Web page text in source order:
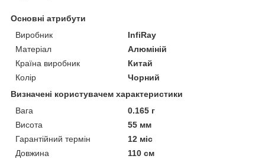
Основні атрибути
Виробник
InfiRay
Матеріал
Алюміній
Країна виробник
Китай
Колір
Чорний
Визначені користувачем характеристики
Вага
0.165 г
Висота
55 мм
Гарантійний термін
12 міс
Довжина
110 см